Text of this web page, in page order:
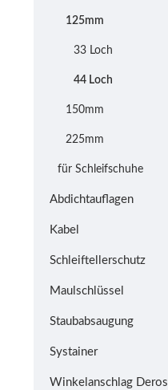
125mm
33 Loch
44 Loch
150mm
225mm
für Schleifschuhe
Abdichtauflagen
Kabel
Schleiftellerschutz
Maulschlüssel
Staubabsaugung
Systainer
Winkelanschlag Deros